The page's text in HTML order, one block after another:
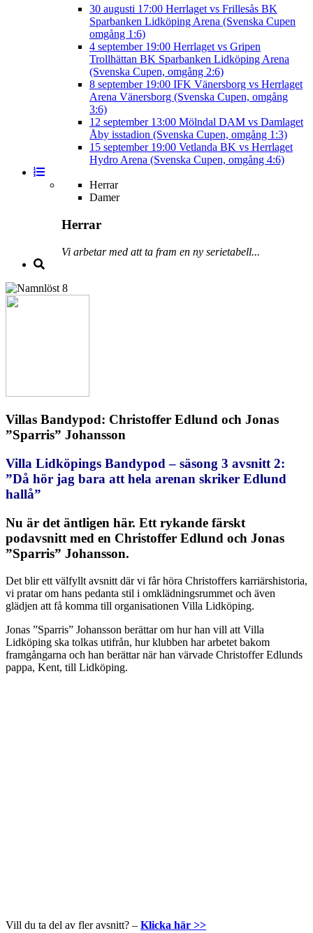
30 augusti 17:00 Herrlaget vs Frillesås BK
Sparbanken Lidköping Arena (Svenska Cupen
omgång 1:6)
4 september 19:00 Herrlaget vs Gripen
Trollhättan BK Sparbanken Lidköping Arena
(Svenska Cupen, omgång 2:6)
8 september 19:00 IFK Vänersborg vs Herrlaget
Arena Vänersborg (Svenska Cupen, omgång
3:6)
12 september 13:00 Mölndal DAM vs Damlaget
Åby isstadion (Svenska Cupen, omgång 1:3)
15 september 19:00 Vetlanda BK vs Herrlaget
Hydro Arena (Svenska Cupen, omgång 4:6)
Herrar
Damer
Herrar
Vi arbetar med att ta fram en ny serietabell...
Villas Bandypod: Christoffer Edlund och Jonas
”Sparris” Johansson
Villa Lidköpings Bandypod – säsong 3 avsnitt 2:
”Då hör jag bara att hela arenan skriker Edlund
hallå”
Nu är det äntligen här. Ett rykande färskt
podavsnitt med en Christoffer Edlund och Jonas
”Sparris” Johansson.
Det blir ett välfyllt avsnitt där vi får höra Christoffers karriärshistoria,
vi pratar om hans pedanta stil i omklädningsrummet och även
glädjen att få komma till organisationen Villa Lidköping.
Jonas ”Sparris” Johansson berättar om hur han vill att Villa
Lidköping ska tolkas utifrån, hur klubben har arbetet bakom
framgångarna och han berättar när han värvade Christoffer Edlunds
pappa, Kent, till Lidköping.
Vill du ta del av fler avsnitt? – Klicka här >>